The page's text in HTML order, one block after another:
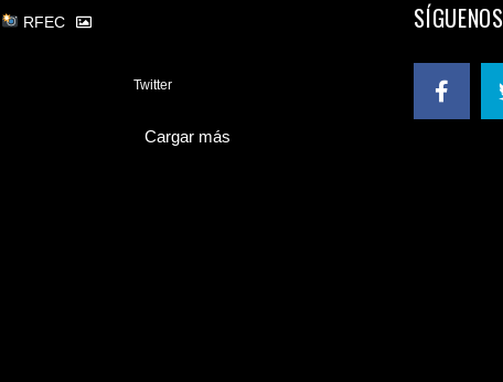
RFEC
Twitter
Cargar más
SÍGUENOS